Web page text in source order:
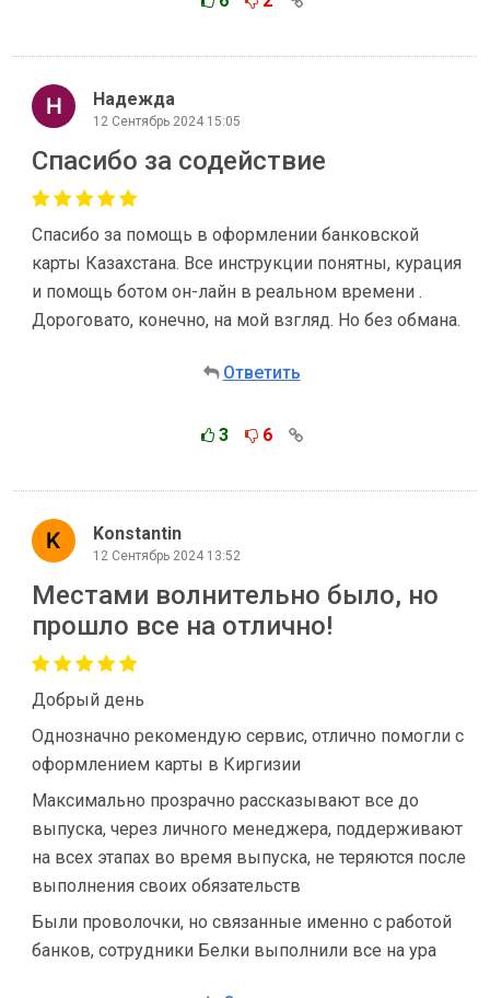
Надежда
12 Сентябрь 2024 15:05
Спасибо за содействие
Спасибо за помощь в оформлении банковской
карты Казахстана. Все инструкции понятны, курация
и помощь ботом он-лайн в реальном времени .
Дороговато, конечно, на мой взгляд. Но без обмана.
Ответить
3 6
Konstantin
12 Сентябрь 2024 13:52
Местами волнительно было, но
прошло все на отлично!
Добрый день
Однозначно рекомендую сервис, отлично помогли с
оформлением карты в Киргизии
Максимально прозрачно рассказывают все до
выпуска, через личного менеджера, поддерживают
на всех этапах во время выпуска, не теряются после
выполнения своих обязательств
Были проволочки, но связанные именно с работой
банков, сотрудники Белки выполнили все на ура